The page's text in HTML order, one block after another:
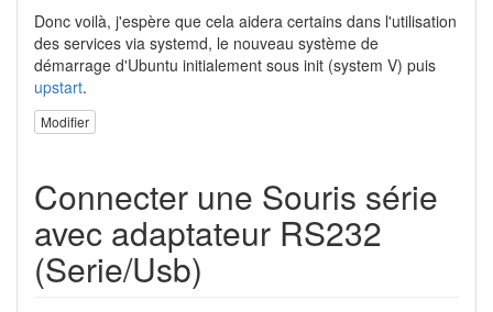
Donc voilà, j'espère que cela aidera certains dans l'utilisation
des services via systemd, le nouveau système de
démarrage d'Ubuntu initialement sous init (system V) puis
upstart.
Modifier
Connecter une Souris série
avec adaptateur RS232
(Serie/Usb)